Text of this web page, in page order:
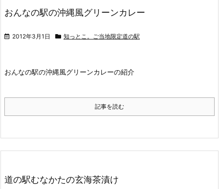
おんなの駅の沖縄風グリーンカレー
2012年3月1日 知っとこ。ご当地限定道の駅
おんなの駅の沖縄風グリーンカレーの紹介
記事を読む
道の駅むなかたの玄海茶漬け